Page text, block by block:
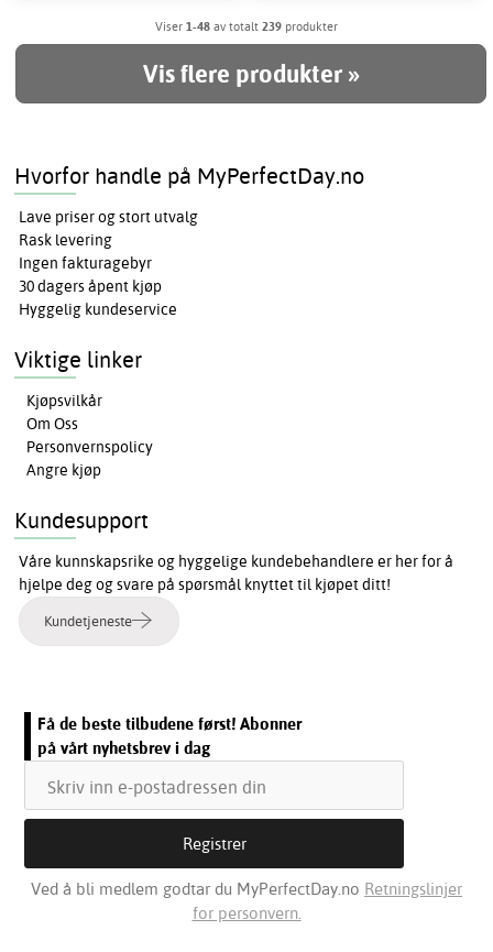
Viser 1-48 av totalt 239 produkter
Vis flere produkter »
Hvorfor handle på MyPerfectDay.no
Lave priser og stort utvalg
Rask levering
Ingen fakturagebyr
30 dagers åpent kjøp
Hyggelig kundeservice
Viktige linker
Kjøpsvilkår
Om Oss
Personvernspolicy
Angre kjøp
Kundesupport
Våre kunnskapsrike og hyggelige kundebehandlere er her for å
hjelpe deg og svare på spørsmål knyttet til kjøpet ditt!
Kundetjeneste
Få de beste tilbudene først! Abonner
på vårt nyhetsbrev i dag
Ved å bli medlem godtar du MyPerfectDay.no Retningslinjer
for personvern.